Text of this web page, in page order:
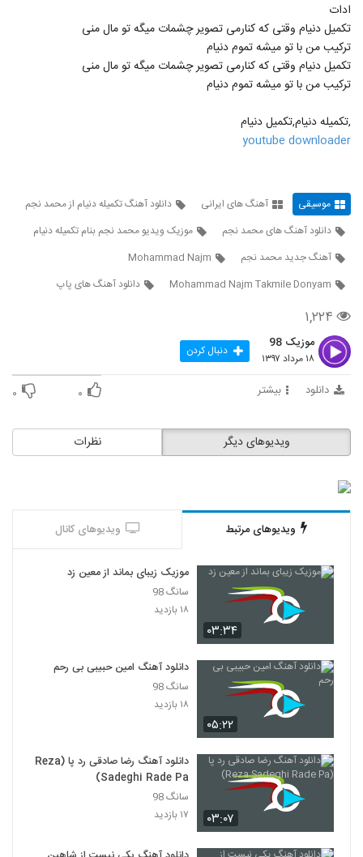
578
۱,۵۵۵ بازدید
موزیک زیبای مثل رویایی از محمد نیکپور
۱,۲۷۱ بازدید
دانلود آهنگ خفه خون از محسن مهر
582
آهنگ یاسین ترکی بنام یه چیزی میگه نه
۱,۵۷۳ بازدید
583
(Morteza Sarmadi Aghlama Urayim)
۲,۲۸۸ بازدید
دانلود آهنگ حمید اصغری لو رفت (Hamid
585
موزیک زیبای اهل عاشقی از فرزاد فرخ
آهنگ محمدرضا هدایتی بنام عطر تو
موزیک زیبای عزیزم از حامد محضرنیا
588
۶۷۹ بازدید
589
موزیک زیبای جون و دلی تو از محسن جمال
۲,۴۲۷ بازدید
آهنگ یه دنیا غم از فرهاد جواهر کلام(پاپ)
دانلود آهنگ تابستون تنت از مهرشاد به همراه
ادات
تکمیل دنیام وقتی که کنارمی تصویر چشمات میگه تو مال منی
ترکیب من با تو میشه تموم دنیام
تکمیل دنیام وقتی که کنارمی تصویر چشمات میگه تو مال منی
ترکیب من با تو میشه تموم دنیام
,تکمیله دنیام,تکمیل دنیام
youtube downloader
موسیقی آهنگ های ایرانی
دانلود آهنگ تکمیله دنیام از محمد نجم
دانلود آهنگ های محمد نجم
موزیک ویدیو محمد نجم بنام تکمیله دنیام
آهنگ جدید محمد نجم
Mohammad Najm
Mohammad Najm Takmile Donyam
دانلود آهنگ های پاپ
۱,۲۲۴
موزیک 98
۱۸ مرداد ۱۳۹۷ دنبال کردن
دانلود بیشتر ۰ ۰
نظرات ویدیوهای دیگر
ویدیوهای مرتبط ویدیوهای کانال
۰۳:۳۴
موزیک زیبای بماند از معین زد
سانگ 98
۱۸ بازدید
۰۵:۲۲
دانلود آهنگ امین حبیبی بی رحم
سانگ 98
۱۸ بازدید
۰۳:۰۷
دانلود آهنگ رضا صادقی رد پا (Reza
Sadeghi Rade Pa)
سانگ 98
۱۷ بازدید